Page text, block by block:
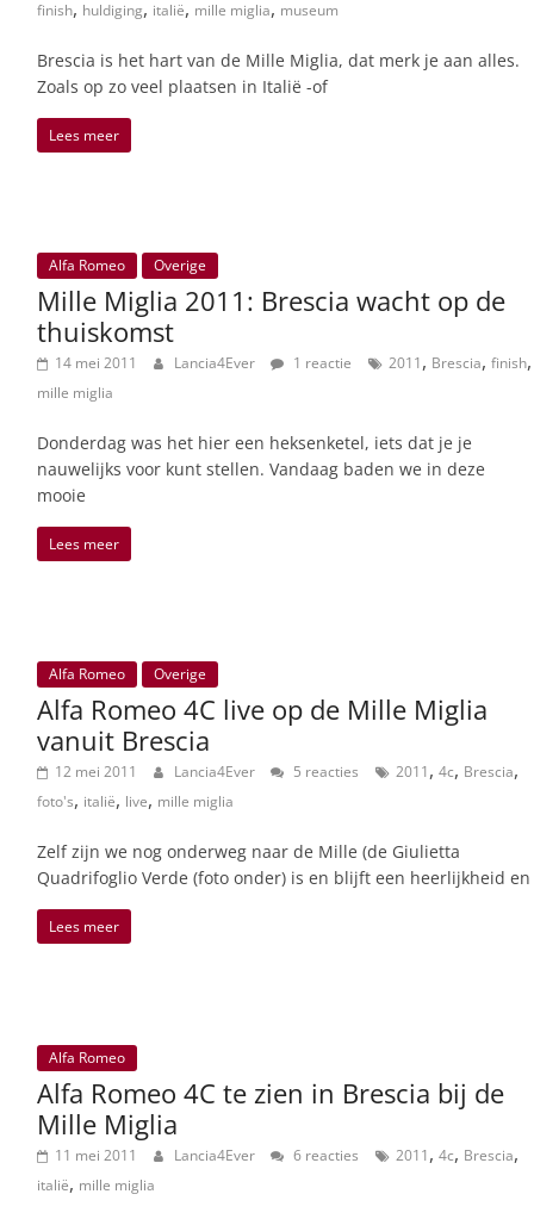
finish, huldiging, italië, mille miglia, museum
Brescia is het hart van de Mille Miglia, dat merk je aan alles.
Zoals op zo veel plaatsen in Italië -of
Lees meer
Alfa Romeo Overige
Mille Miglia 2011: Brescia wacht op de
thuiskomst
14 mei 2011 Lancia4Ever 1 reactie 2011, Brescia, finish,
mille miglia
Donderdag was het hier een heksenketel, iets dat je je
nauwelijks voor kunt stellen. Vandaag baden we in deze
mooie
Lees meer
Alfa Romeo Overige
Alfa Romeo 4C live op de Mille Miglia
vanuit Brescia
12 mei 2011 Lancia4Ever 5 reacties 2011, 4c, Brescia,
foto's, italië, live, mille miglia
Zelf zijn we nog onderweg naar de Mille (de Giulietta
Quadrifoglio Verde (foto onder) is en blijft een heerlijkheid en
Lees meer
Alfa Romeo
Alfa Romeo 4C te zien in Brescia bij de
Mille Miglia
11 mei 2011 Lancia4Ever 6 reacties 2011, 4c, Brescia,
italië, mille miglia